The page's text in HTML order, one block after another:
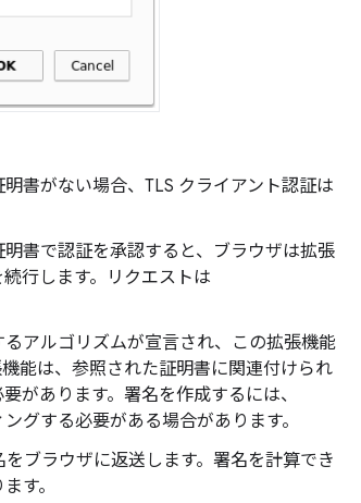
書がない場合、TLS クライアント認証は
書で認証を承認すると、ブラウザは拡張
行します。リクエストは
アルゴリズムが宣言され、この拡張機能
能は、参照された証明書に関連付けられ
があります。署名を作成するには、
グする必要がある場合があります。
ブラウザに返送します。署名を計算でき
す。